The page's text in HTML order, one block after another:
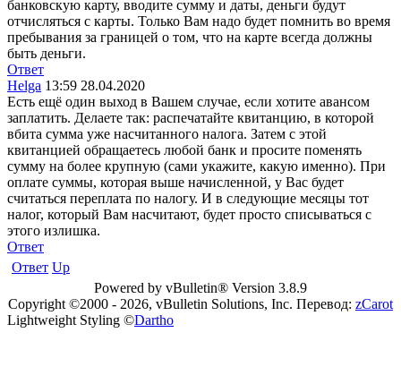
банковскую карту, вводите сумму и даты, деньги будут
отчисляться с карты. Только Вам надо будет помнить во время
пребывания за границей о том, что на карте всегда должны
быть деньги.
Ответ
Helga 13:59 28.04.2020
Есть ещё один выход в Вашем случае, если хотите авансом
заплатить. Делаете так: распечатайте квитанцию, в которой
вбита сумма уже насчитанного налога. Затем с этой
квитанцией обращаетесь любой банк и просите поменять
сумму на более крупную (сами укажите, какую именно). При
оплате суммы, которая выше начисленной, у Вас будет
считаться переплата по налогу. И в следующие месяцы тот
налог, который Вам насчитают, будет просто списываться с
этого излишка.
Ответ
Ответ Up
Powered by vBulletin® Version 3.8.9
Copyright ©2000 - 2026, vBulletin Solutions, Inc. Перевод: zCarot
Lightweight Styling ©Dartho